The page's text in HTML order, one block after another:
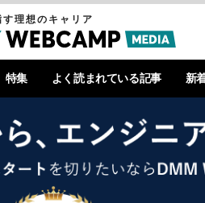
理想のキャリア
特集 よく読まれている記事 新